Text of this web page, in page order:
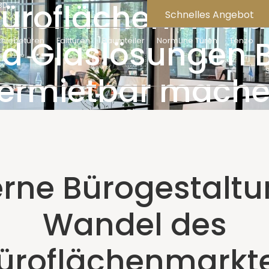
Schnelles Angebot
Falttüren Raumteiler NormLine Türen Tenzo
neu
Glaslösungen
Wandel des